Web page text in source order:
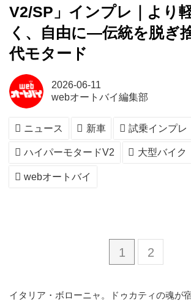
V2/SP」インプレ｜より
く、自由に―伝統を脱ぎ
代モタード
2026-06-11
webオートバイ編集部
ニュース 新車 試乗インプレ
ハイパーモタードV2 大型バイク
webオートバイ
1 2
イタリア・ボローニャ。ドゥカティの魂が